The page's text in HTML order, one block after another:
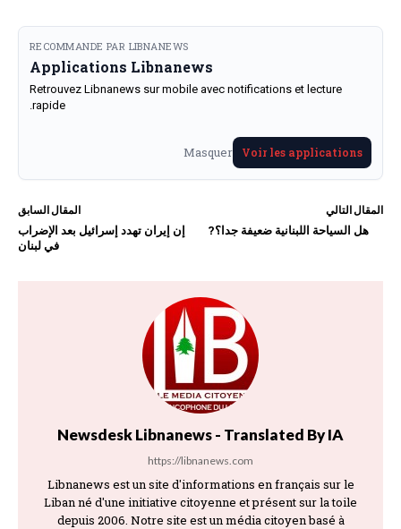
RECOMMANDE PAR LIBNANEWS
Applications Libnanews
Retrouvez Libnanews sur mobile avec notifications et lecture
rapide.
Voir les applications
Masquer
المقال السابق
إن إيران تهدد إسرائيل بعد الإضراب
في لبنان
المقال التالي
هل السياحة اللبنانية ضعيفة جدا؟?
Newsdesk Libnanews - Translated By IA
https://libnanews.com
Libnanews est un site d'informations en français sur le
Liban né d'une initiative citoyenne et présent sur la toile
depuis 2006. Notre site est un média citoyen basé à